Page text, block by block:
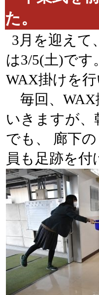
た。
3月を迎えて
は3/5(土)です
WAX掛けを行
毎回、WAX
いきますが
でも、 廊下
員も足跡を付